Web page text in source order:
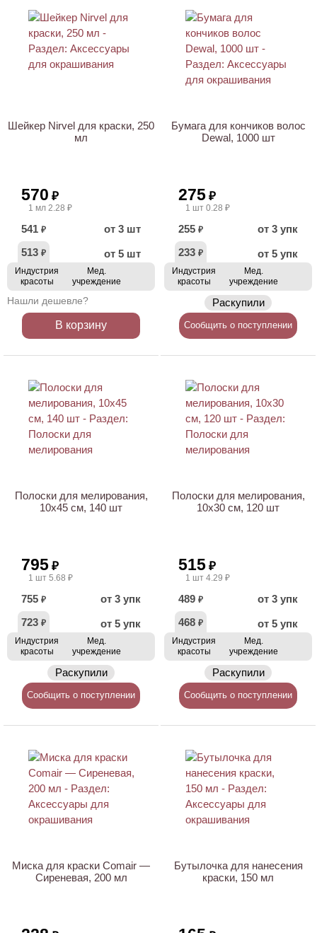
Шейкер Nirvel для краски, 250
мл
570 ₽
1 мл 2.28 ₽
541 ₽
от 3 шт
513 ₽ от 5 шт
Индустрия
красоты
Мед.
учреждение
Нашли дешевле?
В корзину
Бумага для кончиков волос
Dewal, 1000 шт
275 ₽
1 шт 0.28 ₽
255 ₽
от 3 упк
233 ₽ от 5 упк
Индустрия
красоты
Мед.
учреждение
Раскупили
Сообщить о поступлении
Полоски для мелирования,
10х45 см, 140 шт
795 ₽
1 шт 5.68 ₽
755 ₽
от 3 упк
723 ₽ от 5 упк
Индустрия
красоты
Мед.
учреждение
Раскупили
Сообщить о поступлении
Полоски для мелирования,
10х30 см, 120 шт
515 ₽
1 шт 4.29 ₽
489 ₽
от 3 упк
468 ₽ от 5 упк
Индустрия
красоты
Мед.
учреждение
Раскупили
Сообщить о поступлении
Миска для краски Comair —
Сиреневая, 200 мл
Бутылочка для нанесения
краски, 150 мл